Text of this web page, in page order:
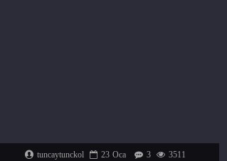
tuncaytunckol 23 Oca 3 3511